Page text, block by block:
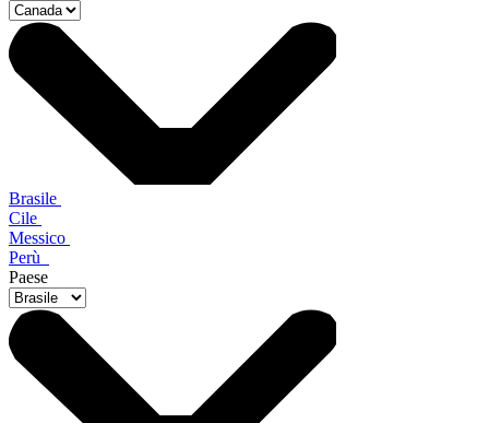
Brasile
Cile
Messico
Perù
Paese